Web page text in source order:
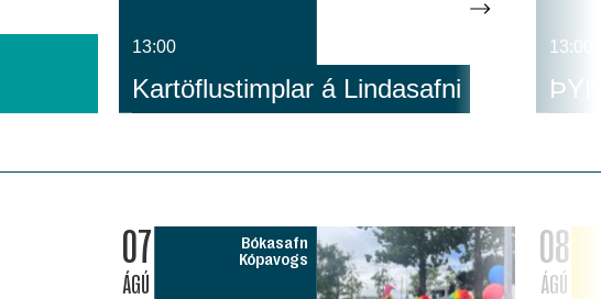
13:00
Kartöflustimplar á Lindasafni
13:00
07
ÁGÚ
Bókasafn
Kópavogs
08
ÁGÚ